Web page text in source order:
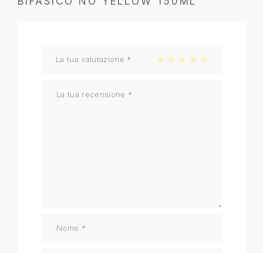
La tua valutazione * 1 stella su 5
2 stelle su 5
3 stelle su 5
4 stelle su 5